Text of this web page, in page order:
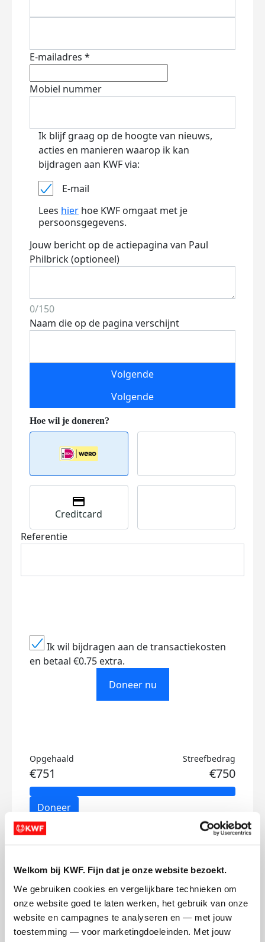
Welkom bij KWF. Fijn dat je onze website bezoekt.
We gebruiken cookies en vergelijkbare technieken om
onze website goed te laten werken, het gebruik van onze
website en campagnes te analyseren en — met jouw
toestemming — voor marketingdoeleinden. Met jouw
E-mailadres *
Mobiel nummer
Ik blijf graag op de hoogte van nieuws,
acties en manieren waarop ik kan
bijdragen aan KWF via:
E-mail
Lees hier hoe KWF omgaat met je
persoonsgegevens.
Jouw bericht op de actiepagina van Paul
Philbrick (optioneel)
0/150
Naam die op de pagina verschijnt
Volgende
Volgende
Creditcard
Referentie
Ik wil bijdragen aan de transactiekosten
en betaal €0.75 extra.
Doneer nu
Opgehaald
€751
Streefbedrag
€750
Doneer
Paul's badges